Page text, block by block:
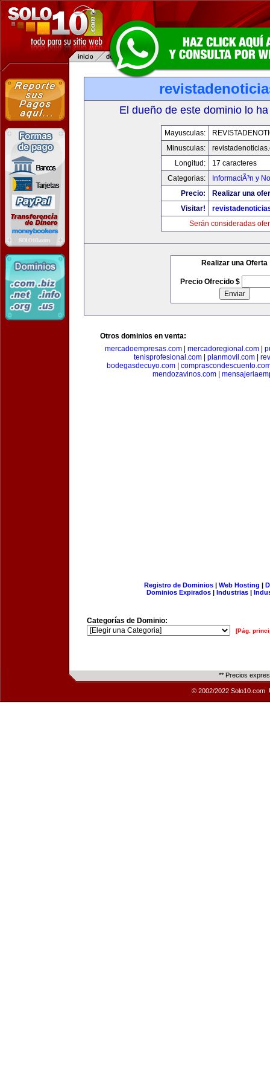
El dueño de este dominio lo
Mayusculas:
Minusculas:
Longitud:
17 caracteres
Categorias:
InformaciÃ³n y
Precio:
Realizar una
Visitar!
Serán consideradas
Realizar una Oferta
Precio Ofrecido $
Otros dominios en venta:
mercadoempresas.com| mercadoregional.com|
tenisprofesional.com
planmovil.com
bodegasdecuyo.com
mendozavinos.com|
Registro de Dominios| Web Hosting |
Dominios Expirados | Industrias |
Categorías de Dominio:
[Pág.
** Precios
© 2002/2022 Solo10.com